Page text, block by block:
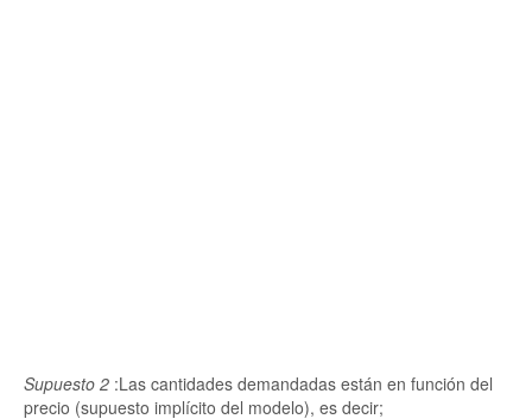
Supuesto 2 :Las cantidades demandadas están en función del
precio (supuesto implícito del modelo), es decir;